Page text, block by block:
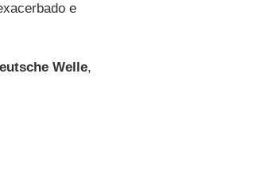
e
Welle,